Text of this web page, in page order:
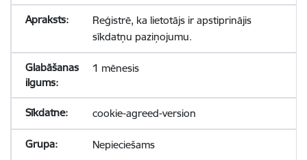
Reģistrē, ka lietotājs ir apstiprinājis
sīkdatņu paziņojumu.
1 mēnesis
cookie-agreed-version
Nepieciešams